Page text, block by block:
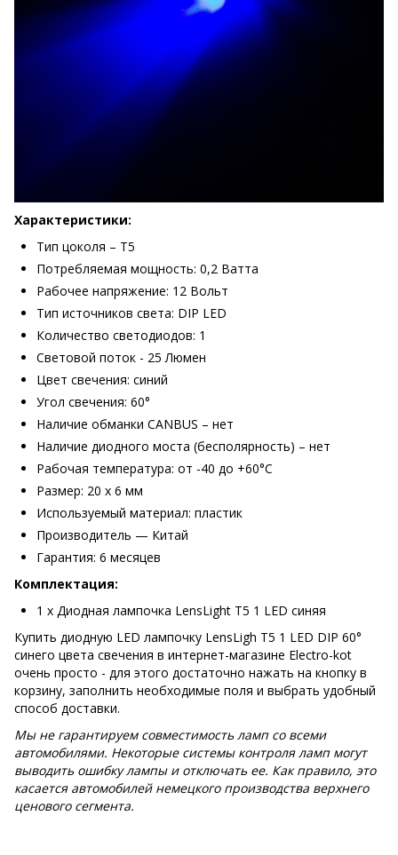
Характеристики:
Тип цоколя – T5
Потребляемая мощность: 0,2 Ватта
Рабочее напряжение: 12 Вольт
Тип источников света: DIP LED
Количество светодиодов: 1
Световой поток - 25 Люмен
Цвет свечения: синий
Угол свечения: 60°
Наличие обманки CANBUS – нет
Наличие диодного моста (бесполярность) – нет
Рабочая температура: от -40 до +60°С
Размер: 20 х 6 мм
Используемый материал: пластик
Производитель — Китай
Гарантия: 6 месяцев
Комплектация:
1 х Диодная лампочка LensLight Т5 1 LED синяя
Купить диодную LED лампочку LensLigh Т5 1 LED DIP 60°
синего цвета свечения в интернет-магазине Electro-kot
очень просто - для этого достаточно нажать на кнопку в
корзину, заполнить необходимые поля и выбрать удобный
способ доставки.
Мы не гарантируем совместимость ламп со всеми
автомобилями. Некоторые системы контроля ламп могут
выводить ошибку лампы и отключать ее. Как правило, это
касается автомобилей немецкого производства верхнего
ценового сегмента.